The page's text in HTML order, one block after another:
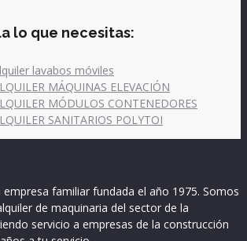
lo que necesitas:
lavabos móviles
MÁQUINAS ELEVACIÓN
MÓDULOS CONTENEDORES
SANITARIOS POLYTOI
empresa familiar fundada el año 1975. Somos
de maquinaria del sector de la
servicio a empresas de la construcción